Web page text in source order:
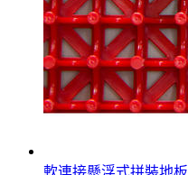
軟連接懸浮式拼裝地板